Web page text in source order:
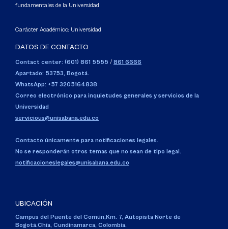
fundamentales de la Universidad
Carácter Académico: Universidad
DATOS DE CONTACTO
Contact center: (601) 861 5555 / 861 6666
Apartado: 53753, Bogotá.
WhatsApp: +57 3205164838
Correo electrónico para inquietudes generales y servicios de la
Universidad
servicious@unisabana.edu.co
Contacto únicamente para notificaciones legales.
No se responderán otros temas que no sean de tipo legal.
notificacioneslegales@unisabana.edu.co
UBICACIÓN
Campus del Puente del Común,Km. 7, Autopista Norte de
Bogotá.Chía, Cundinamarca, Colombia.